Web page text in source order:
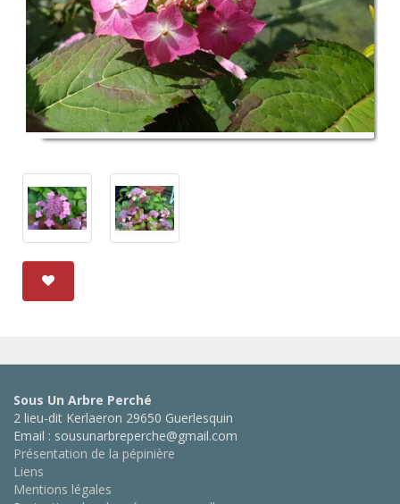
Sous Un Arbre Perché
2 lieu-dit Kerlaeron 29650 Guerlesquin
Email : sousunarbreperche@gmail.com
Présentation de la pépinière
Liens
Mentions légales